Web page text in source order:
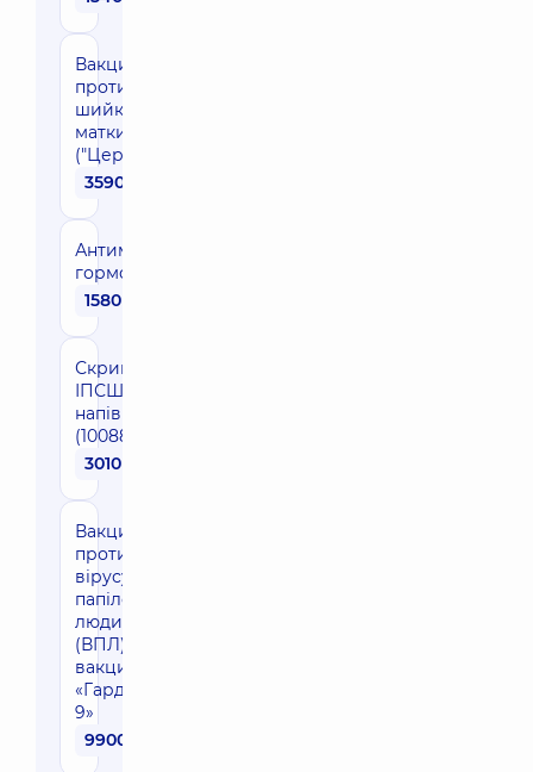
Вакцинація
проти раку
шийки
матки
("Церварікс")
3590 грн
Антимюллерів
гормон
1580 грн
Скринінг 4
ІПСШ -
напівкількісний
(1008891)
3010 грн
Вакцинація
проти
вірусу
папіломи
людини
(ВПЛ)
вакциною
«Гардасил
9»
9900 грн